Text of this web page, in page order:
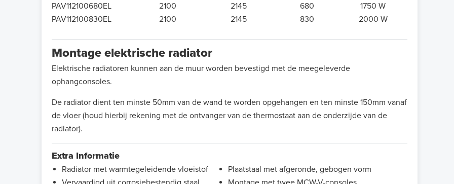
PAV112100680EL
2100 2145 680
1750 W
PAV112100830EL
2100 2145 830 2000 W
Montage elektrische radiator
Elektrische radiatoren kunnen aan de muur worden bevestigd met de meegeleverde
ophangconsoles.
De radiator dient ten minste 50mm van de wand te worden opgehangen en ten minste 150mm vanaf
de vloer (houd hierbij rekening met de ontvanger van de thermostaat aan de onderzijde van de
radiator).
Extra Informatie
Radiator met warmtegeleidende vloeistof
Plaatstaal met afgeronde, gebogen vorm